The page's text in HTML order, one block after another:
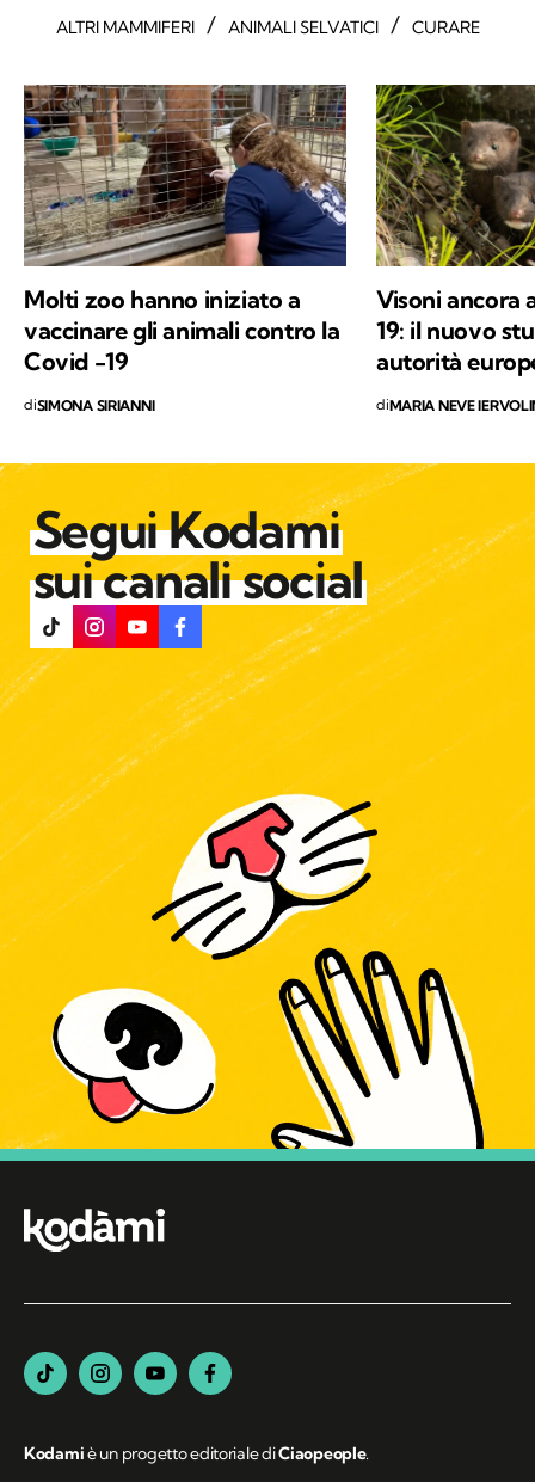
ALTRI MAMMIFERI / ANIMALI SELVATICI / CURARE
Molti zoo hanno iniziato a
vaccinare gli animali contro la
Covid -19
diSIMONA SIRIANNI
Visoni ancora
19: il nuovo
autorità
diMARIA NEVE
Segui Kodami
sui canali social
Kodamiè un progetto editoriale diCiaopeople.